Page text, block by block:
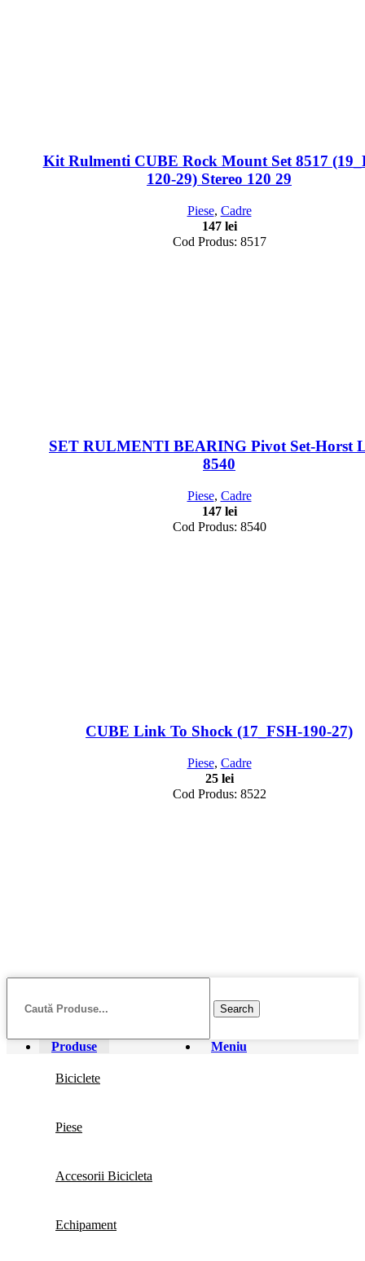
Kit Rulmenti CUBE Rock Mount Set 8517
120-29) Stereo 120 29
Piese, Cadre
147 lei
Cod Produs: 8517
SET RULMENTI BEARING Pivot Set-Horst
8540
Piese, Cadre
147 lei
Cod Produs: 8540
CUBE Link To Shock (17_FSH-190-27)
Piese, Cadre
25 lei
Cod Produs: 8522
Search
Meniu
Produse
Biciclete
Piese
Accesorii Bicicleta
Echipament